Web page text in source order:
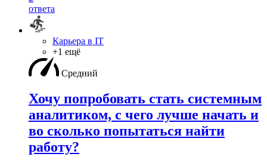
ответа
Карьера в IT
+1 ещё
Средний
Хочу попробовать стать системным
аналитиком, с чего лучше начать и
во сколько попытаться найти
работу?